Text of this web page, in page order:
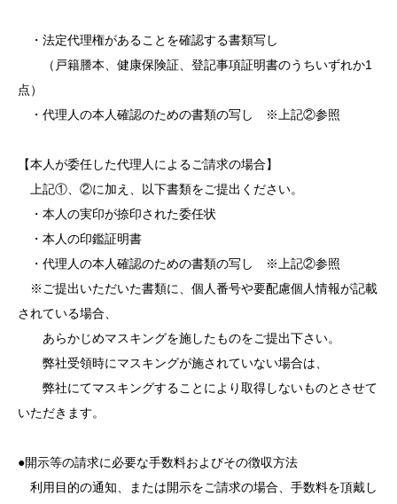
・法定代理権があることを確認する書類写し
（戸籍謄本、健康保険証、登記事項証明書のうちいずれか1
点）
・代理人の本人確認のための書類の写し ※上記②参照
【本人が委任した代理人によるご請求の場合】
上記①、②に加え、以下書類をご提出ください。
・本人の実印が捺印された委任状
・本人の印鑑証明書
・代理人の本人確認のための書類の写し ※上記②参照
※ご提出いただいた書類に、個人番号や要配慮個人情報が記載
されている場合、
あらかじめマスキングを施したものをご提出下さい。
弊社受領時にマスキングが施されていない場合は、
弊社にてマスキングすることにより取得しないものとさせて
いただきます。
●開示等の請求に必要な手数料およびその徴収方法
利用目的の通知、または開示をご請求の場合、手数料を頂戴し